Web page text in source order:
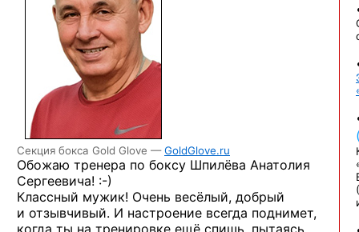
Секция бокса Gold Glove —GoldGlove.ru
Обожаю тренера по боксу Шпилёва Анатолия
Сергеевича! :-)
Классный мужик! Очень весёлый, добрый
и отзывчивый. И настроение всегда поднимет,
когда ты на тренировке ещё спишь, пытаясь
(